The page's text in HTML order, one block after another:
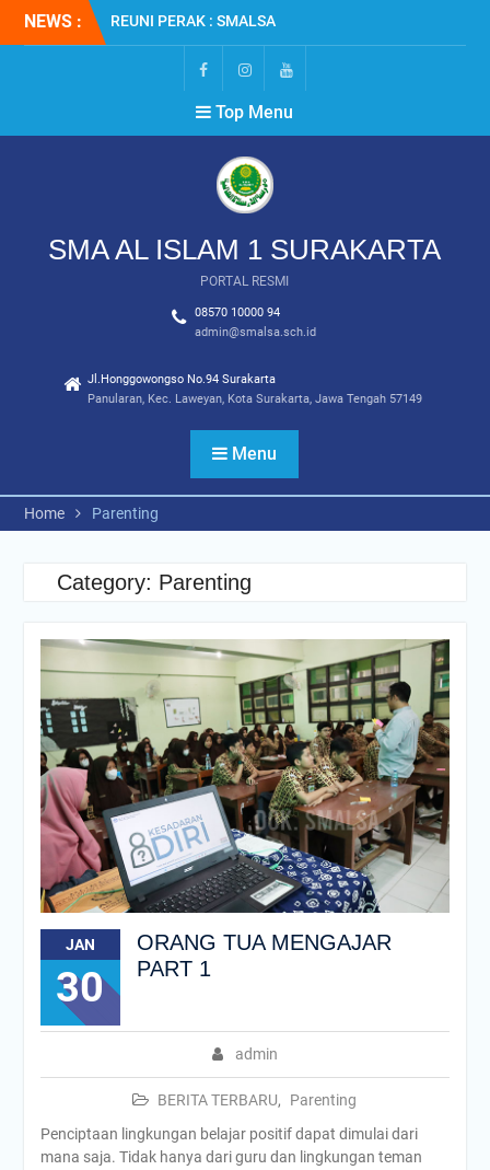
NEWS :
REUNI PERAK : SMALSA
2001
SMALSA : Terbanyak
Diterima di Jalur SNBT
MPLS RAMAH 2026
Top Menu
SMA AL ISLAM 1 SURAKARTA
PORTAL RESMI
08570 10000 94
admin@smalsa.sch.id
Jl.Honggowongso No.94 Surakarta
Panularan, Kec. Laweyan, Kota Surakarta, Jawa Tengah 57149
Menu
Home Parenting
Category: Parenting
JAN
30
ORANG TUA MENGAJAR
PART 1
admin
BERITA TERBARU,
Parenting
Penciptaan lingkungan belajar positif dapat dimulai dari
mana saja. Tidak hanya dari guru dan lingkungan teman